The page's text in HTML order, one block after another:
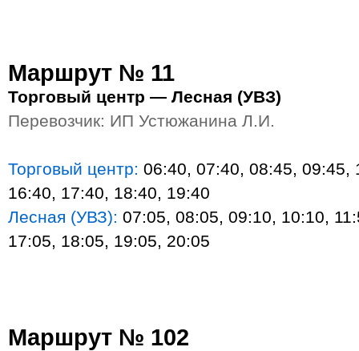
Маршрут № 11
Торговый центр — Лесная (УВЗ)
Перевозчик: ИП Устюжанина Л.И.
Торговый центр: 06:40, 07:40, 08:45, 09:45,
16:40, 17:40, 18:40, 19:40
Лесная (УВЗ): 07:05, 08:05, 09:10, 10:10,
17:05, 18:05, 19:05, 20:05
Маршрут № 102